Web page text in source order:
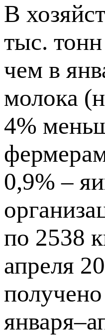
В
тыс.
чем в
молока
4%
0,9% –
по 2538
апреля